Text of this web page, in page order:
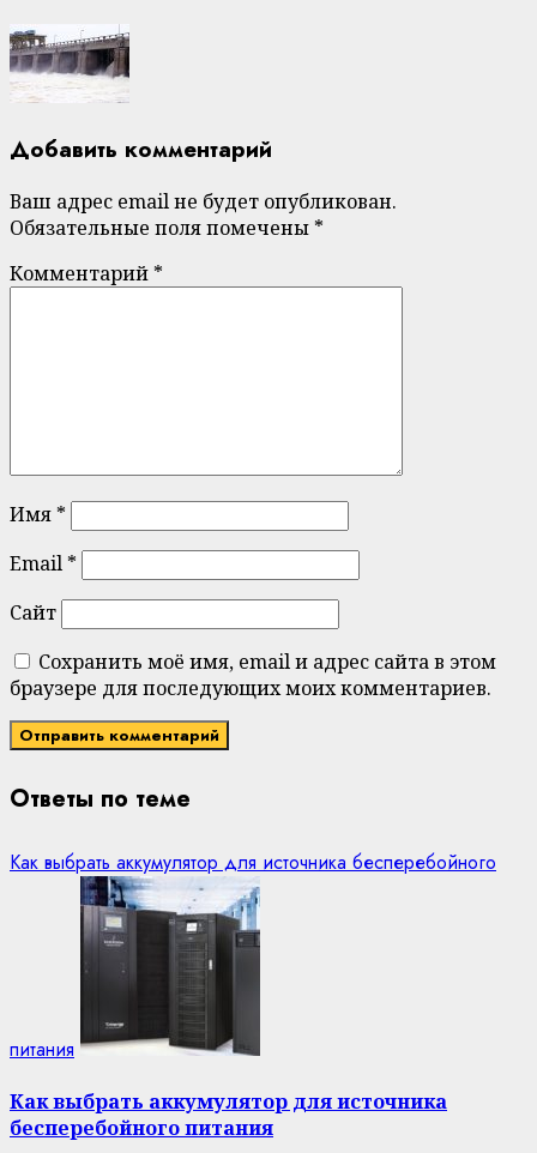
Добавить комментарий
Ваш адрес email не будет опубликован.
Обязательные поля помечены *
Комментарий *
Имя *
Email *
Сайт
Сохранить моё имя, email и адрес сайта в этом
браузере для последующих моих комментариев.
Ответы по теме
Как выбрать аккумулятор для источника бесперебойного
питания
Как выбрать аккумулятор для источника
бесперебойного питания